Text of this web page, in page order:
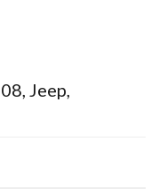
, Jeep,